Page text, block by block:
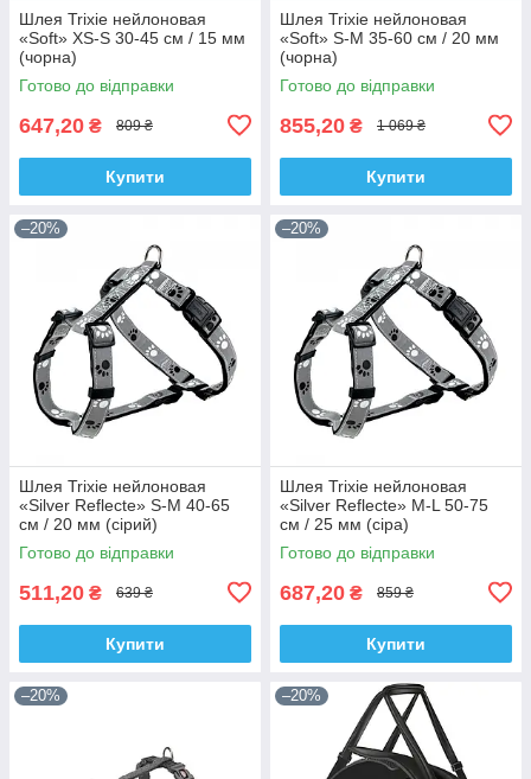
Шлея Trixie нейлоновая
«Soft» XS-S 30-45 см / 15 мм
(чорна)
Готово до відправки
647,20 ₴ 809 ₴
Купити
Шлея Trixie нейлоновая
«Soft» S-M 35-60 см / 20 мм
(чорна)
Готово до відправки
855,20 ₴ 1 069 ₴
Купити
–20%
Шлея Trixie нейлоновая
«Silver Reflecte» S-M 40-65
см / 20 мм (сірий)
Готово до відправки
511,20 ₴ 639 ₴
Купити
–20%
Шлея Trixie нейлоновая
«Silver Reflecte» M-L 50-75
см / 25 мм (сіра)
Готово до відправки
687,20 ₴ 859 ₴
Купити
–20% –20%